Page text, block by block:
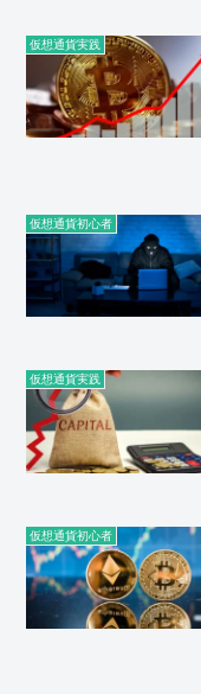
仮想通貨実践
仮想通貨初心者
仮想通貨実践
仮想通貨初心者